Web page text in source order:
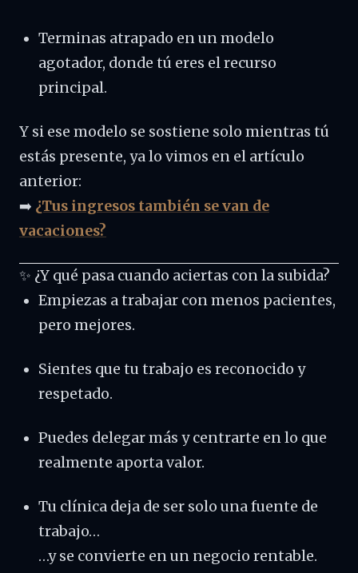
Terminas atrapado en un modelo
agotador, donde tú eres el recurso
principal.
Y si ese modelo se sostiene solo mientras tú
estás presente, ya lo vimos en el artículo
anterior:
➡️ ¿Tus ingresos también se van de
vacaciones?
✨ ¿Y qué pasa cuando aciertas con la subida?
Empiezas a trabajar con menos pacientes,
pero mejores.
Sientes que tu trabajo es reconocido y
respetado.
Puedes delegar más y centrarte en lo que
realmente aporta valor.
Tu clínica deja de ser solo una fuente de
trabajo…
…y se convierte en un negocio rentable.